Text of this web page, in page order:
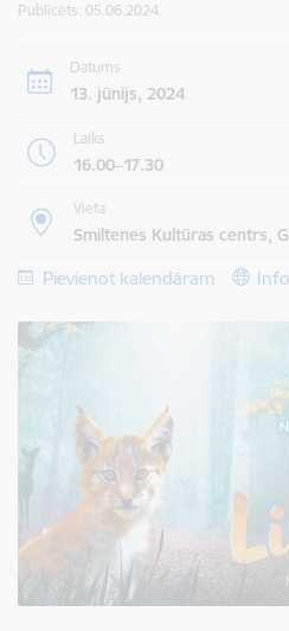
Publicēts: 05.06.2024.
Datums
13. jūnijs, 2024
Laiks
16.00–17.30
Vieta
Smiltenes Kultūras centrs,
Pievienot kalendāram